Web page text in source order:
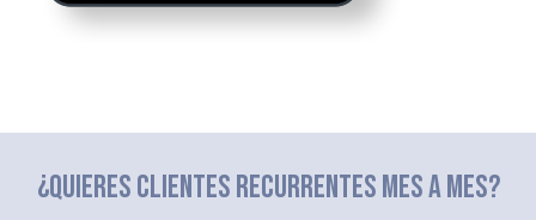
¿QUIERES CLIENTES RECURRENTES MES A MES?